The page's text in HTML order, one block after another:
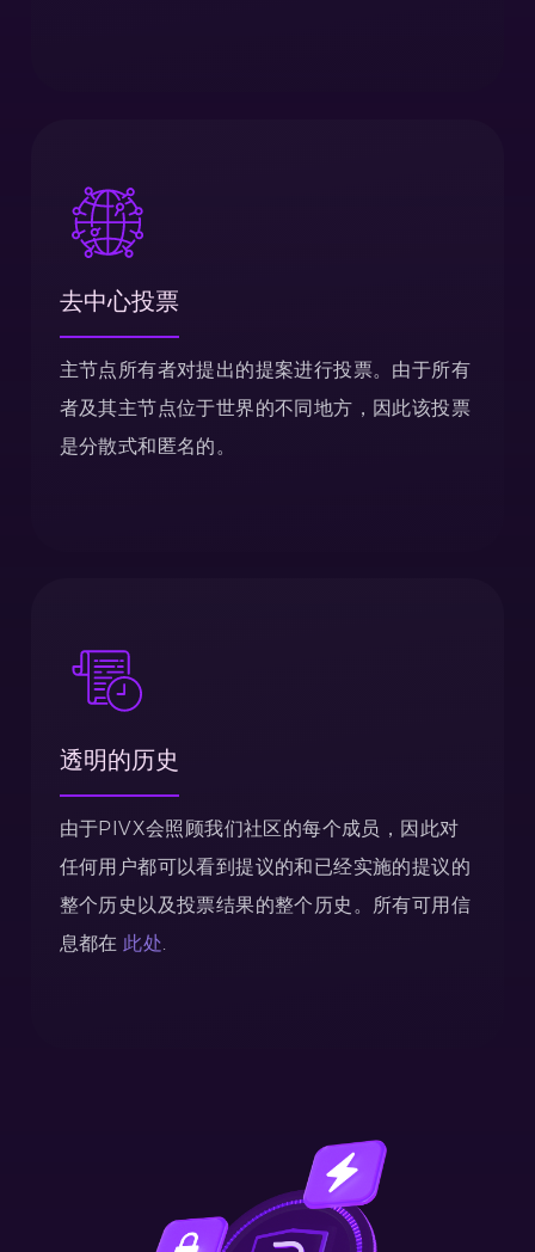
去中心投票
主节点所有者对提出的提案进行投票。由于所有
者及其主节点位于世界的不同地方，因此该投票
是分散式和匿名的。
透明的历史
由于PIVX会照顾我们社区的每个成员，因此对
任何用户都可以看到提议的和已经实施的提议的
整个历史以及投票结果的整个历史。所有可用信
息都在 此处.